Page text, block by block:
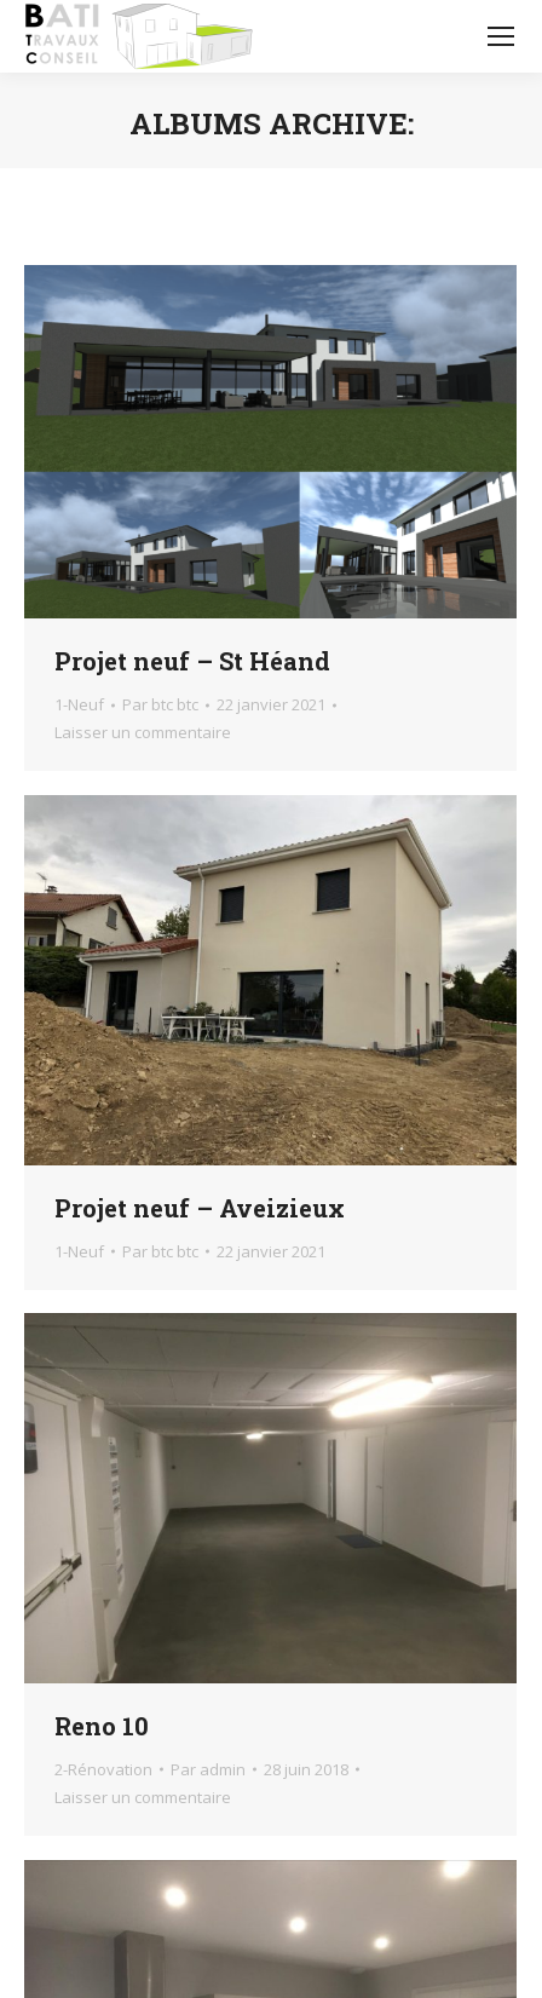
ALBUMS ARCHIVE:
Projet neuf – St Héand
1-Neuf Par btc btc
22 janvier 2021
Laisser un commentaire
Projet neuf – Aveizieux
1-Neuf Par btc btc 22 janvier 2021
Reno 10
2-Rénovation Par admin
28 juin 2018
Laisser un commentaire